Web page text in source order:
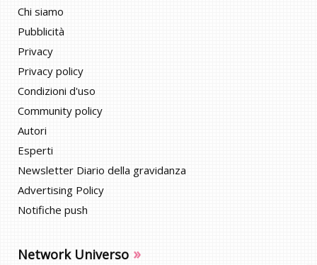
Chi siamo
Pubblicità
Privacy
Privacy policy
Condizioni d'uso
Community policy
Autori
Esperti
Newsletter Diario della gravidanza
Advertising Policy
Notifiche push
Network Universo »